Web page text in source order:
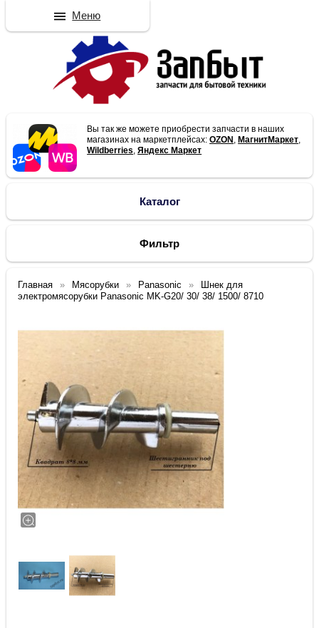
Вы так же можете приобрести запчасти в наших
магазинах на маркетплейсах:OZON , МагнитМаркет,
Wildberries,Яндекс Маркет
Каталог
Фильтр
Главная Мясорубки Panasonic
Шнек для
электромясорубки Panasonic MK-G20/ 30/ 38/ 1500/ 8710
Меню